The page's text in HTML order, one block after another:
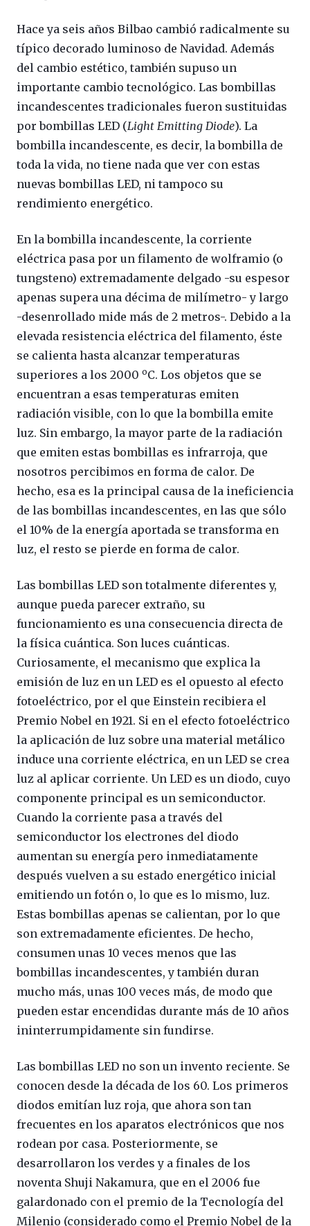
Hace ya seis años Bilbao cambió radicalmente su
típico decorado luminoso de Navidad. Además
del cambio estético, también supuso un
importante cambio tecnológico. Las bombillas
incandescentes tradicionales fueron sustituidas
por bombillas LED (Light Emitting Diode). La
bombilla incandescente, es decir, la bombilla de
toda la vida, no tiene nada que ver con estas
nuevas bombillas LED, ni tampoco su
rendimiento energético.
En la bombilla incandescente, la corriente
eléctrica pasa por un filamento de wolframio (o
tungsteno) extremadamente delgado -su espesor
apenas supera una décima de milímetro- y largo
-desenrollado mide más de 2 metros-. Debido a la
elevada resistencia eléctrica del filamento, éste
se calienta hasta alcanzar temperaturas
superiores a los 2000 oC. Los objetos que se
encuentran a esas temperaturas emiten
radiación visible, con lo que la bombilla emite
luz. Sin embargo, la mayor parte de la radiación
que emiten estas bombillas es infrarroja, que
nosotros percibimos en forma de calor. De
hecho, esa es la principal causa de la ineficiencia
de las bombillas incandescentes, en las que sólo
el 10% de la energía aportada se transforma en
luz, el resto se pierde en forma de calor.
Las bombillas LED son totalmente diferentes y,
aunque pueda parecer extraño, su
funcionamiento es una consecuencia directa de
la física cuántica. Son luces cuánticas.
Curiosamente, el mecanismo que explica la
emisión de luz en un LED es el opuesto al efecto
fotoeléctrico, por el que Einstein recibiera el
Premio Nobel en 1921. Si en el efecto fotoeléctrico
la aplicación de luz sobre una material metálico
induce una corriente eléctrica, en un LED se crea
luz al aplicar corriente. Un LED es un diodo, cuyo
componente principal es un semiconductor.
Cuando la corriente pasa a través del
semiconductor los electrones del diodo
aumentan su energía pero inmediatamente
después vuelven a su estado energético inicial
emitiendo un fotón o, lo que es lo mismo, luz.
Estas bombillas apenas se calientan, por lo que
son extremadamente eficientes. De hecho,
consumen unas 10 veces menos que las
bombillas incandescentes, y también duran
mucho más, unas 100 veces más, de modo que
pueden estar encendidas durante más de 10 años
ininterrumpidamente sin fundirse.
Las bombillas LED no son un invento reciente. Se
conocen desde la década de los 60. Los primeros
diodos emitían luz roja, que ahora son tan
frecuentes en los aparatos electrónicos que nos
rodean por casa. Posteriormente, se
desarrollaron los verdes y a finales de los
noventa Shuji Nakamura, que en el 2006 fue
galardonado con el premio de la Tecnología del
Milenio (considerado como el Premio Nobel de la